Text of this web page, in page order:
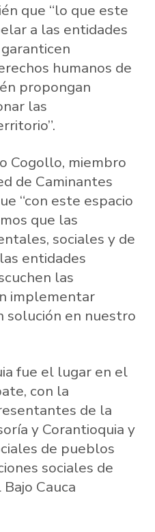
que “lo que este
a las entidades
humanos de
propongan
las
Cogollo, miembro
de Caminantes
“con este espacio
que las
sociales y de
entidades
las
implementar
solución en nuestro
fue el lugar en el
con la
de la
y Corantioquia y
de pueblos
sociales de
Cauca